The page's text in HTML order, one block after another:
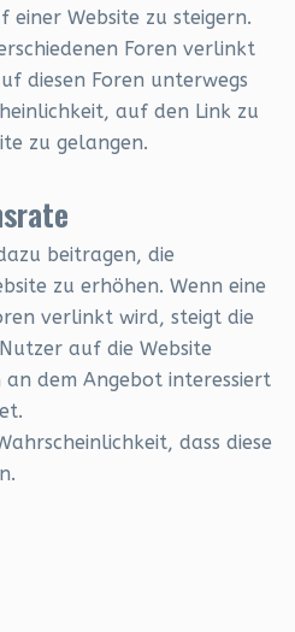
Website zu steigern.
Foren verlinkt
diesen Foren unterwegs
auf den Link zu
zu gelangen.
beitragen, die
zu erhöhen. Wenn eine
verlinkt wird, steigt die
auf die Website
dem Angebot interessiert
dass diese